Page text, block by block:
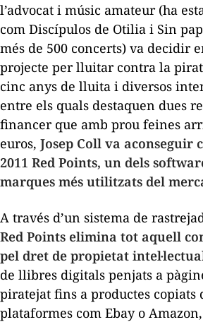
l’advocat i músic amateur (ha
com Discípulos de Otilia i Sin
més de 500 concerts) va decidir
projecte per lluitar contra la
cinc anys de lluita i diversos
entre els quals destaquen dues
financer que amb prou feines
euros, Josep Coll va aconseguir
2011 Red Points, un dels
marques més utilitzats del
A través d’un sistema de
Red Points elimina tot aquell
pel dret de propietat
de llibres digitals penjats a
piratejat fins a productes copiats
plataformes com Ebay o Amazon,